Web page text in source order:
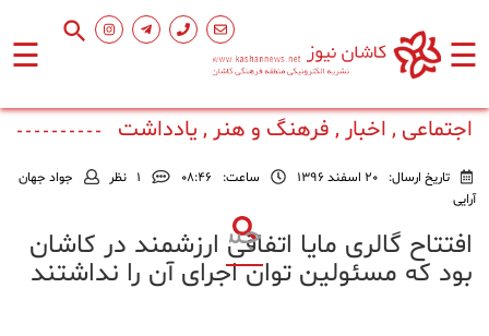
☰ ☰
اصلی
اجتماعی
فرهنگ
و
اجتماعی , اخبار , فرهنگ و هنر , یادداشت
تاریخ ارسال: 20 اسفند 1396 ساعت: ۰۸:۴۶ 1 نظر
جواد جهان
آرایی
افتتاح گالری مایا اتفاقی ارزشمند در کاشان
بود که مسئولین توان اجرای آن را نداشتند